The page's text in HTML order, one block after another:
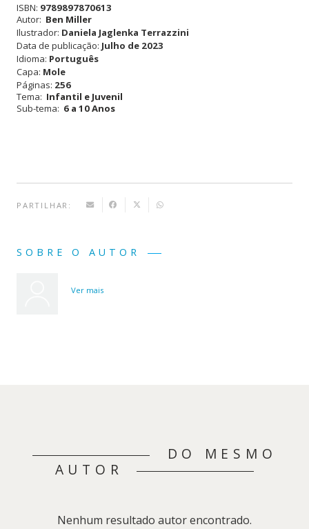
que
Caí
Num
Conto
de
ISBN: 9789897870613
Autor: Ben Miller
Ilustrador: Daniela Jaglenka Terrazzini
Data de publicação: Julho de 2023
Idioma: Português
Capa: Mole
Páginas: 256
Tema: Infantil e Juvenil
Sub-tema: 6 a 10 Anos
PARTILHAR:
SOBRE O AUTOR
Ver mais
DO MESMO
AUTOR
Nenhum resultado autor encontrado.